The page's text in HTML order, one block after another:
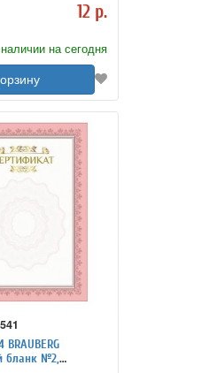
12 р.
на сегодня
бланк №2,